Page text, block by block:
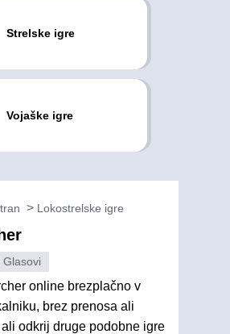
Strelske igre
Vojaške igre
Lokostrelske igre
Glasovi
online brezplačno v
brez prenosa ali
odkrij druge podobne igre